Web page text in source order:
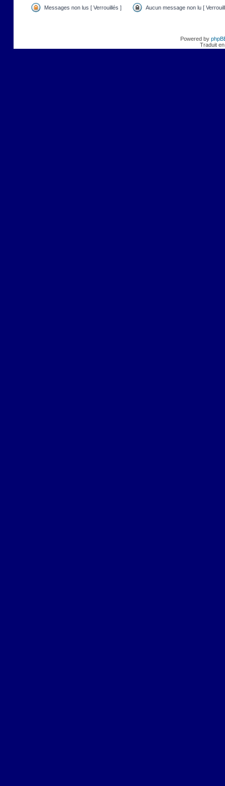
Messages non lus [ Verrouillés ] Aucun message non lu [
Powered by
Traduit